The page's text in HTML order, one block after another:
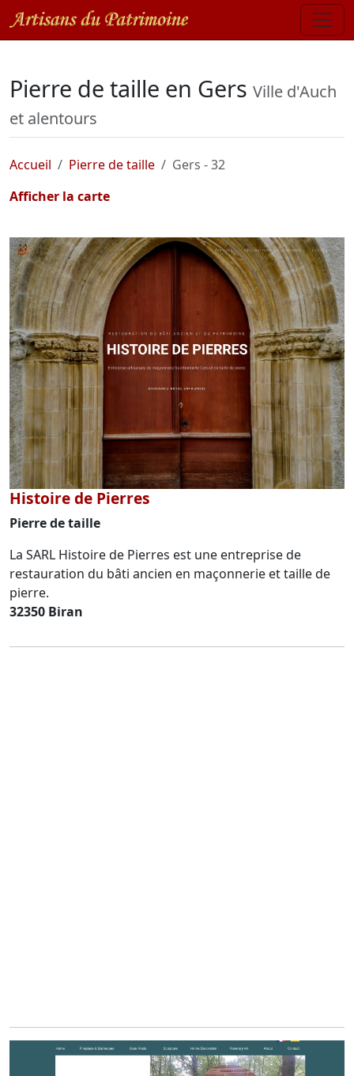
Pierre de taille en Gers Ville d'Auch
et alentours
Accueil Pierre de taille
Gers - 32
Afficher la carte
Histoire de Pierres
Pierre de taille
La SARL Histoire de Pierres est une entreprise de
restauration du bâti ancien en maçonnerie et taille de
pierre.
32350 Biran